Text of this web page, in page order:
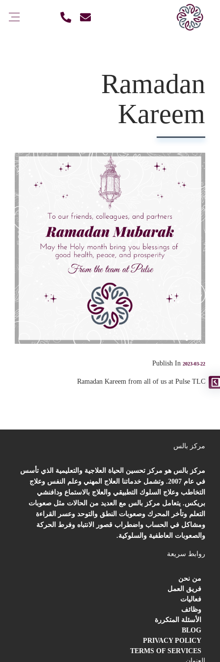
Ramadan
Kareem
Publish In 2023-03-22
Ramadan Kareem from all of us at Pulse TLC
مركز بالس
مركز بالس هو مركز تحسين الحياة العلاجية والتعليمية الذي تأسس
في عام 2007. وتشمل خدماتنا العلاج المهني وعلم النفس وعلاج
التخاطب وعلاج السلوك التطبيقي والعلاج بالاستماع ودافنشي
بريكس. يتعامل مركز بالس مع العديد من الحالات مثل صعوبات
التعلم وتأخر المحرك وصعوبات النطق والتوحد وعسر القراءة
ومشاكل في الحساب واضطراب قصور الانتباه وفرط الحركة
والصعوبات العاطفية والسلوكية.
روابط سريعة
من نحن
فريق العمل
فعاليات
وظائف
الأسئلة المتكررة
BLOG
PRIVACY POLICY
TERMS OF SERVICES